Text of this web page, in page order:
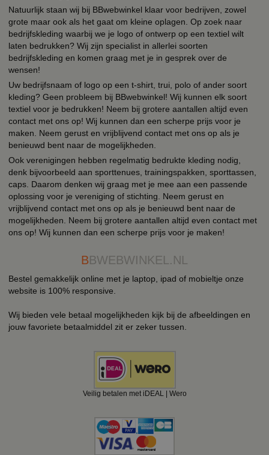
Natuurlijk staan wij bij BBwebwinkel klaar voor bedrijven, zowel
grote maar ook als het gaat om kleine oplagen. Op zoek naar
bedrijfskleding waarbij we je logo of ontwerp op een textiel wilt
laten bedrukken? Wij zijn specialist in allerlei soorten
bedrijfskleding en komen graag met je in gesprek over de
wensen!
Uw bedrijfsnaam of logo op een t-shirt, trui, polo of ander soort
kleding? Geen probleem bij BBwebwinkel! Wij kunnen elk soort
textiel voor je bedrukken! Neem bij grotere aantallen altijd even
contact met ons op! Wij kunnen dan een scherpe prijs voor je
maken. Neem gerust en vrijblijvend contact met ons op als je
benieuwd bent naar de mogelijkheden.
Ook verenigingen hebben regelmatig bedrukte kleding nodig,
denk bijvoorbeeld aan sporttenues, trainingspakken, sporttassen,
caps. Daarom denken wij graag met je mee aan een passende
oplossing voor je vereniging of stichting. Neem gerust en
vrijblijvend contact met ons op als je benieuwd bent naar de
mogelijkheden. Neem bij grotere aantallen altijd even contact met
ons op! Wij kunnen dan een scherpe prijs voor je maken!
BBWEBWINKEL.NL
Bestel gemakkelijk online met je laptop, ipad of mobieltje onze
website is 100% responsive.
Wij bieden vele betaal mogelijkheden kijk bij de afbeeldingen en
jouw favoriete betaalmiddel zit er zeker tussen.
Veilig betalen met iDEAL | Wero